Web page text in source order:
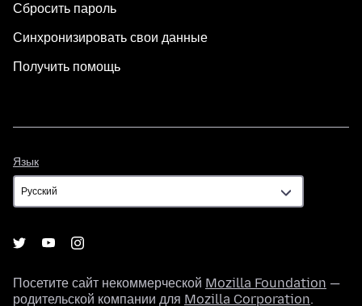
Сбросить пароль
Синхронизировать свои данные
Получить помощь
Язык
Посетите сайт некоммерческой Mozilla Foundation —
родительской компании для Mozilla Corporation.